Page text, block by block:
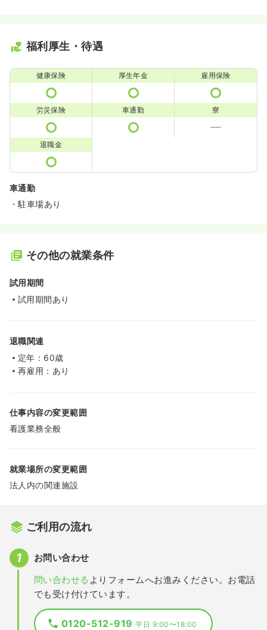
福利厚生・待遇
健康保険 厚生年金 雇用保険
労災保険 車通勤 寮
退職金
車通勤
・駐車場あり
その他の就業条件
試用期間
試用期間あり
退職関連
定年：60歳
再雇用：あり
仕事内容の変更範囲
看護業務全般
就業場所の変更範囲
法人内の関連施設
ご利用の流れ
お問い合わせ
問い合わせる よりフォームへお進みください。お電話
でも受け付けています。
0120-512-919平日 9:00〜18:00